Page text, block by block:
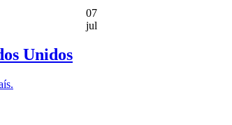
07
jul
Unidos